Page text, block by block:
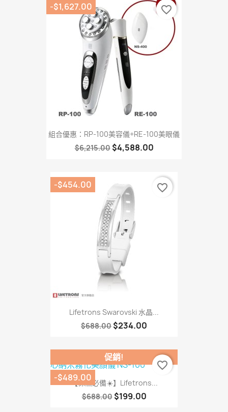
組合優惠：RP-100美容儀+RE-100美眼儀
$6,215.00 $4,588.00
-$1,627.00 favorite_border
Lifetrons Swarovski 水晶...
$688.00 $234.00
-$454.00 favorite_border
【保濕必備☀️】Lifetrons...
$688.00 $199.00
促銷!
-$489.00
favorite_border